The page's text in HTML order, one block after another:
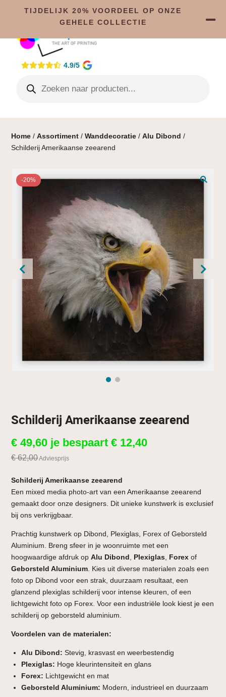
4.9/5
Home /Assortiment /Wanddecoratie /Alu Dibond /
Schilderij Amerikaanse zeearend
-20%
Schilderij Amerikaanse zeearend
€ 49,60 je bespaart€ 12,40
€62,00Adviesprijs
Schilderij Amerikaanse zeearend
Een mixed media photo-art van een Amerikaanse zeearend
gemaakt door onze designers. Dit unieke kunstwerk is exclusief
bij ons verkrijgbaar.
Prachtig kunstwerk op Dibond, Plexiglas, Forex of Geborsteld
Aluminium. Breng sfeer in je woonruimte met een
hoogwaardige afdruk opAlu Dibond Plexiglas Forex of
Geborsteld Aluminium . Kies uit diverse materialen zoals een
foto op Dibond voor een strak, duurzaam resultaat, een
glanzend plexiglas schilderij voor intense kleuren, of een
lichtgewicht foto op Forex. Voor een industriële look kiest je een
schilderij op geborsteld aluminium.
Voordelen van de materialen:
Alu Dibond: Stevig, krasvast en weerbestendig
Plexiglas: Hoge kleurintensiteit en glans
Forex: Lichtgewicht en mat
Geborsteld Aluminium: Modern, industrieel en duurzaam
TIJDELIJK 20% VOORDEEL OP ONZE
GEHELE COLLECTIE